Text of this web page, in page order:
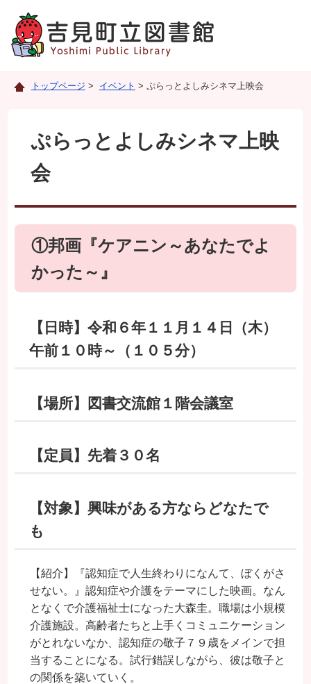
トップページ > イベント > ぷらっとよしみシネマ上映会
ぷらっとよしみシネマ上映
会
①邦画『ケアニン～あなたでよ
かった～』
【日時】令和６年１１月１４日（木）
午前１０時～（１０５分）
【場所】図書交流館１階会議室
【定員】先着３０名
【対象】興味がある方ならどなたで
も
【紹介】『認知症で人生終わりになんて、ぼくがさ
せない。』認知症や介護をテーマにした映画。なん
となくで介護福祉士になった大森圭。職場は小規模
介護施設。高齢者たちと上手くコミュニケーション
がとれないなか、認知症の敬子７９歳をメインで担
当することになる。試行錯誤しながら、彼は敬子と
の関係を築いていく。